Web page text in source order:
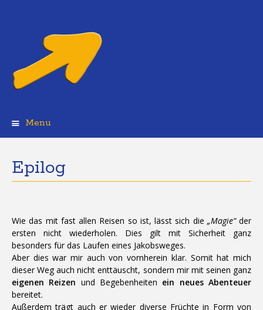
Menu
Epilog
Wie das mit fast allen Reisen so ist, lässt sich die „Magie“der
ersten nicht wiederholen. Dies gilt mit Sicherheit ganz
besonders für das Laufen eines Jakobsweges.
Aber dies war mir auch von vornherein klar. Somit hat mich
dieser Weg auch nicht enttäuscht, sondern mir mit seinen ganz
eigenen Reizen und Begebenheiten ein neues Abenteuer
bereitet.
Außerdem trägt auch er wieder diverse Früchte in Form von